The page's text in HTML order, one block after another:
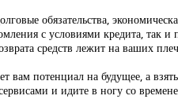
обязательства,
с условиями кредита, так
средств лежит на ваших
вам потенциал на будущее, а
и идите в ногу со